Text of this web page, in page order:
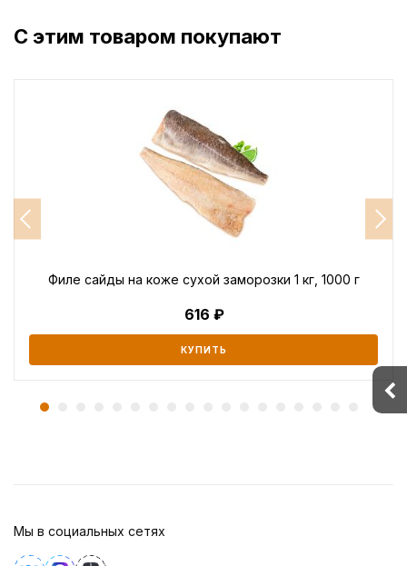
С этим товаром покупают
Филе сайды на коже сухой заморозки 1 кг, 1000 г
616
КУПИТЬ
Мы в социальных сетях